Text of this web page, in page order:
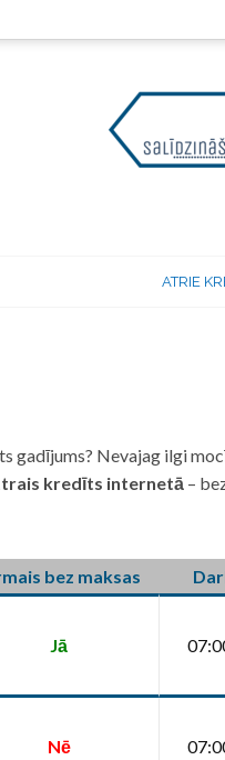
ATRIE
gadījums? Nevajag ilgi
kredīts internetā –
bez maksas
Jā
Nē